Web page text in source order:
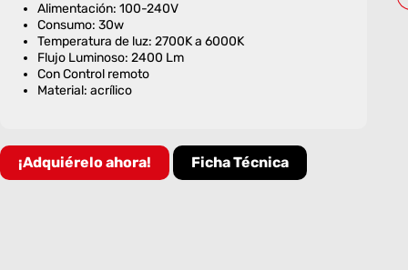
Alimentación: 100-240V
Consumo: 30w
Temperatura de luz: 2700K a 6000K
Flujo Luminoso: 2400 Lm
Con Control remoto
Material: acrílico
¡Adquiérelo ahora! Ficha Técnica